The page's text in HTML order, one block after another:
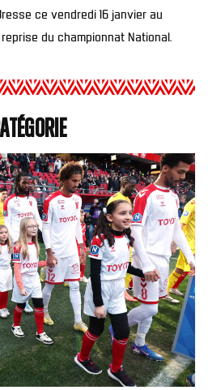
ce vendredi 16 janvier au
du championnat National.